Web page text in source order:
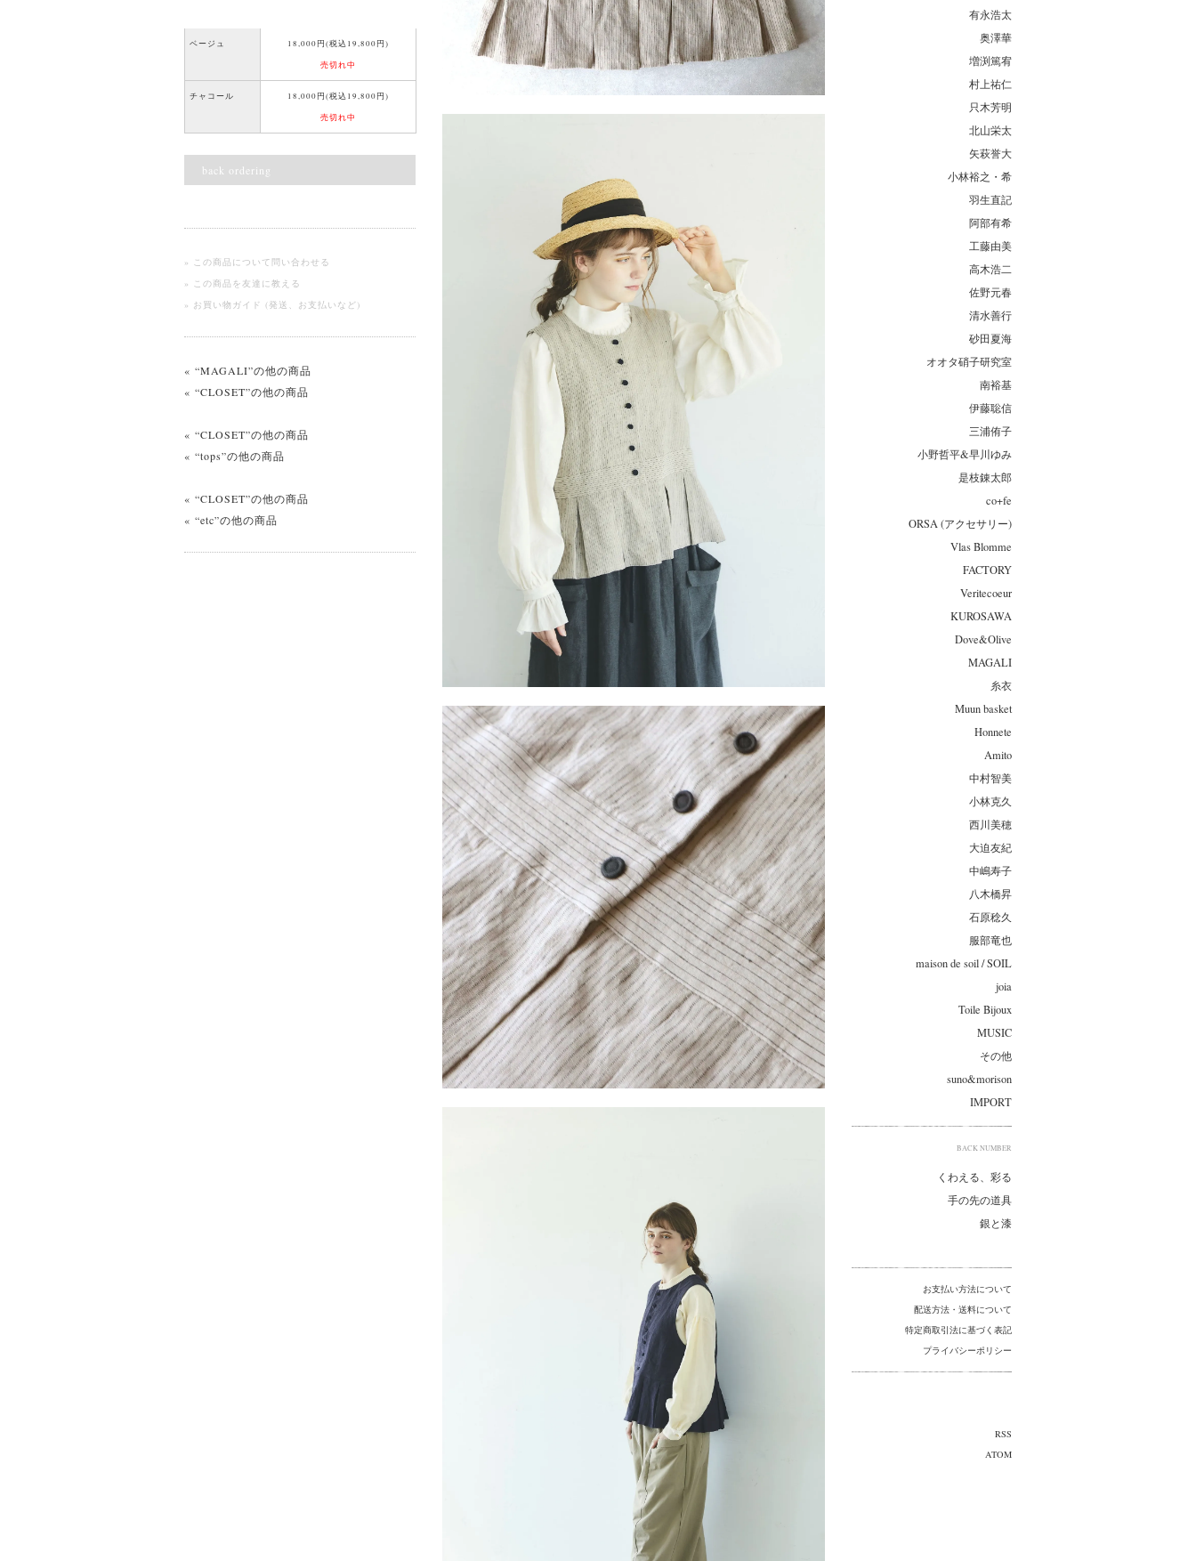
ベージュ
18,000円(税込19,800円)
売切れ中
チャコール
18,000円(税込19,800円)
売切れ中
back ordering
» この商品について問い合わせる
» この商品を友達に教える
» お買い物ガイド (発送、お支払いなど)
« “MAGALI”の他の商品
« “CLOSET”の他の商品
« “CLOSET”の他の商品
« “tops”の他の商品
« “CLOSET”の他の商品
« “etc”の他の商品
有永浩太
奥澤華
増渕篤宥
村上祐仁
只木芳明
北山栄太
矢萩誉大
小林裕之・希
羽生直記
阿部有希
工藤由美
高木浩二
佐野元春
清水善行
砂田夏海
オオタ硝子研究室
南裕基
伊藤聡信
三浦侑子
小野哲平&早川ゆみ
是枝錬太郎
co+fe
ORSA (アクセサリー)
Vlas Blomme
FACTORY
Veritecoeur
KUROSAWA
Dove&Olive
MAGALI
糸衣
Muun basket
Honnete
Amito
中村智美
小林克久
西川美穂
大迫友紀
中嶋寿子
八木橋昇
石原稔久
服部竜也
maison de soil / SOIL
joia
Toile Bijoux
MUSIC
その他
suno&morison
IMPORT
BACK NUMBER
くわえる、彩る
手の先の道具
銀と漆
お支払い方法について
配送方法・送料について
特定商取引法に基づく表記
プライバシーポリシー
RSS
ATOM